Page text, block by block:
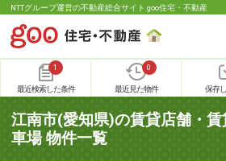
NTTグループ運営の不動産総合サイト goo住宅・不動産
1
最近検索した条件
0
最近見た物件 保存
江南市(愛知県)の賃貸店舗・
車場 物件一覧